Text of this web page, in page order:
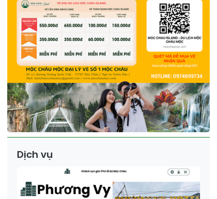
Dịch vụ